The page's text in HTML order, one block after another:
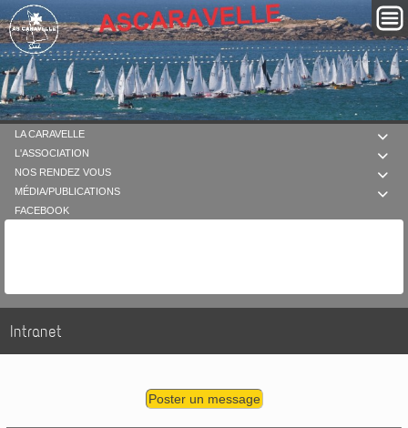

LA CARAVELLE

L'ASSOCIATION

NOS RENDEZ VOUS

MÉDIA/PUBLICATIONS
FACEBOOK
Intranet
Poster un message